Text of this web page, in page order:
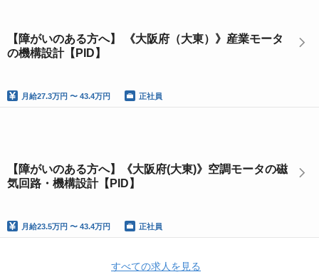
【障がいのある方へ】 《大阪府（大東）》産業モータ
の機構設計【PID】
月給27.3万円 〜 43.4万円 正社員
【障がいのある方へ】《大阪府(大東)》空調モータの磁
気回路・機構設計【PID】
月給23.5万円 〜 43.4万円 正社員
すべての求人を見る